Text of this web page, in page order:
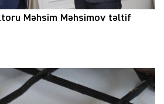
Məhsim Məhsimov təltif